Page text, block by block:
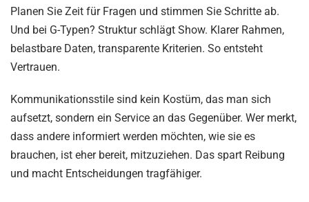
Planen Sie Zeit für Fragen und stimmen Sie Schritte ab.
Und bei G-Typen? Struktur schlägt Show. Klarer Rahmen,
belastbare Daten, transparente Kriterien. So entsteht
Vertrauen.
Kommunikationsstile sind kein Kostüm, das man sich
aufsetzt, sondern ein Service an das Gegenüber. Wer merkt,
dass andere informiert werden möchten, wie sie es
brauchen, ist eher bereit, mitzuziehen. Das spart Reibung
und macht Entscheidungen tragfähiger.